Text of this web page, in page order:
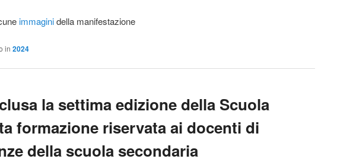
immaginidella manifestazione
in 2024
la settima edizione della Scuola
formazione riservata ai docenti di
della scuola secondaria